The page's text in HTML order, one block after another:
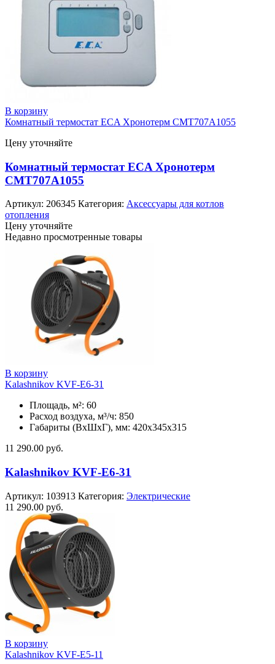
В корзину
Комнатный термостат ECA Хронотерм CMT707A1055
Цену уточняйте
Комнатный термостат ECA Хронотерм
CMT707A1055
Артикул: 206345 Категория: Аксессуары для котлов
отопления
Цену уточняйте
Недавно просмотренные товары
В корзину
Kalashnikov KVF-E6-31
Площадь, м²: 60
Расход воздуха, м³/ч: 850
Габариты (ВхШхГ), мм: 420x345x315
11 290.00 руб.
Kalashnikov KVF-E6-31
Артикул: 103913 Категория: Электрические
11 290.00 руб.
В корзину
Kalashnikov KVF-E5-11